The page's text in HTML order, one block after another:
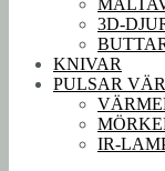
3D-
KNIVAR
PULSAR
IR-